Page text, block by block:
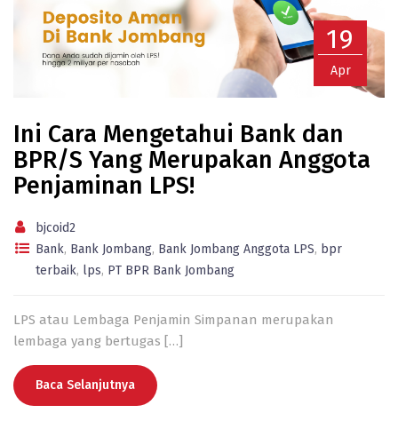
19
Apr
Ini Cara Mengetahui Bank dan
BPR/S Yang Merupakan Anggota
Penjaminan LPS!
bjcoid2
Bank, Bank Jombang, Bank Jombang Anggota LPS, bpr
terbaik, lps, PT BPR Bank Jombang
LPS atau Lembaga Penjamin Simpanan merupakan
lembaga yang bertugas […]
Baca Selanjutnya